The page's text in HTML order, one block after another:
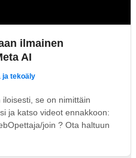
ilmainen
AI
ja tekoäly
se on nimittäin
ja katso videot ennakkoon:
join ? Ota haltuun